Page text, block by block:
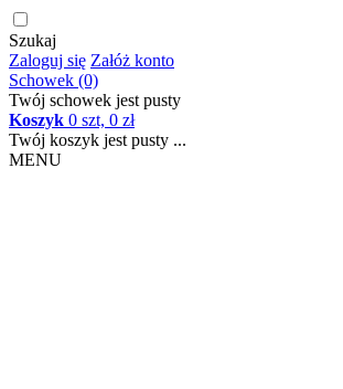
Szukaj
Zaloguj się Załóż konto
Schowek (0)
Twój schowek jest pusty
Koszyk 0 szt, 0 zł
Twój koszyk jest pusty ...
MENU